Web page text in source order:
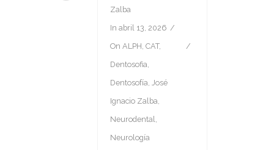
Zalba
In abril 13, 2026
On ALPH CAT,
Dentosofia
Dentosofía
José
Ignacio Zalba
Neurodental
Neurología